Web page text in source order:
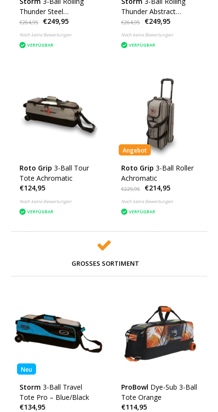
Thunder Steel
Blue/Black
€264,95 €249,95
Noch keine Bewertungen
VERFÜGBAR
Thunder Abstract
Purple/Black
€264,95 €249,95
Noch keine Bewertungen
VERFÜGBAR
Roto Grip 3-Ball Tour
Tote Achromatic
€124,95
Noch keine Bewertungen
VERFÜGBAR
Angebot
Roto Grip 3-Ball Roller
Achromatic
€229,95 €214,95
Noch keine Bewertungen
VERFÜGBAR
GROSSES SORTIMENT
Neu
Storm 3-Ball Travel
Tote Pro – Blue/Black
€134,95
ProBowl Dye-Sub 3-Ball
Tote Orange
€114,95